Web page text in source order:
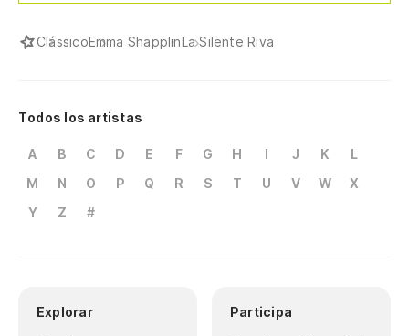
ClássicoEmma ShapplinLa Silente Riva
Todos los artistas
A B C D E F G H I J K
L
M
N O P Q R S T U V W
X
Y
Z #
Explorar Participa